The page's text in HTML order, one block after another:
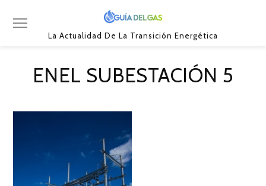
La Actualidad De La Transición Energética
ENEL SUBESTACIÓN 5